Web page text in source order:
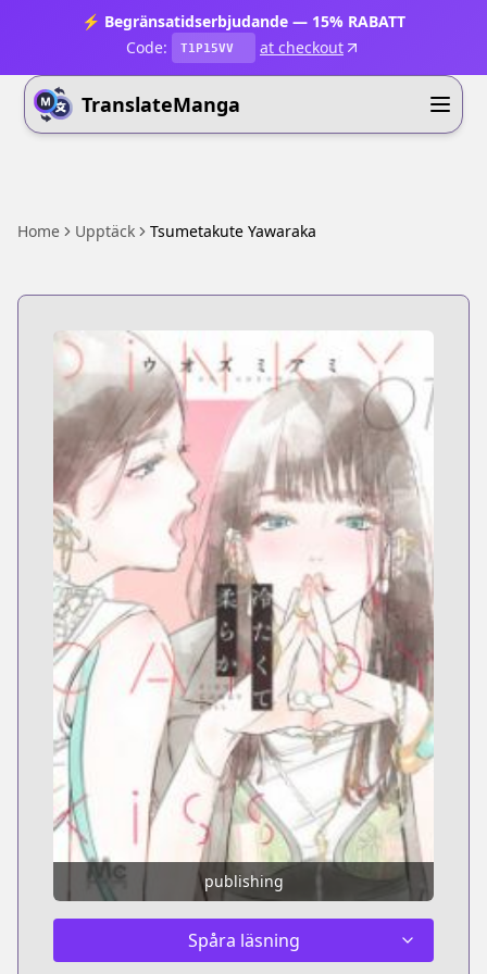
⚡ Begränsatidserbjudande — 15% RABATT
Code:
T1P15VV at checkout
TranslateManga
Home Upptäck Tsumetakute Yawaraka
publishing
Spåra läsning